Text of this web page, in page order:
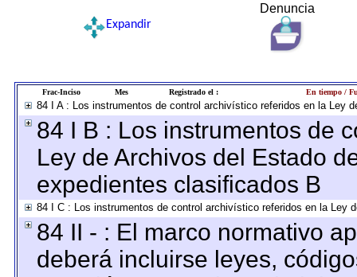
Denuncia
Expandir
Frac-Inciso Mes Registrado el : En tiempo /
84 I A : Los instrumentos de control archivístico referidos en la Ley
84 I B : Los instrumentos de
Ley de Archivos del Estado
expedientes clasificados B
84 I C : Los instrumentos de control archivístico referidos en la Ley
84 II - : El marco normativo
deberá incluirse leyes,